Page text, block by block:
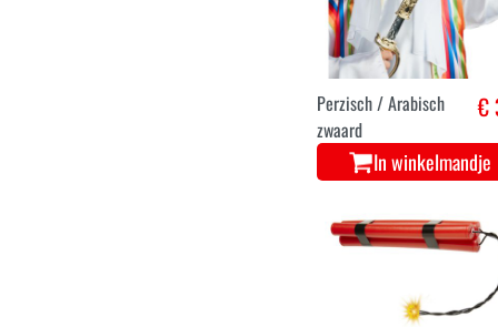
Perzisch / Arabisch
zwaard
€
In winkelmandje